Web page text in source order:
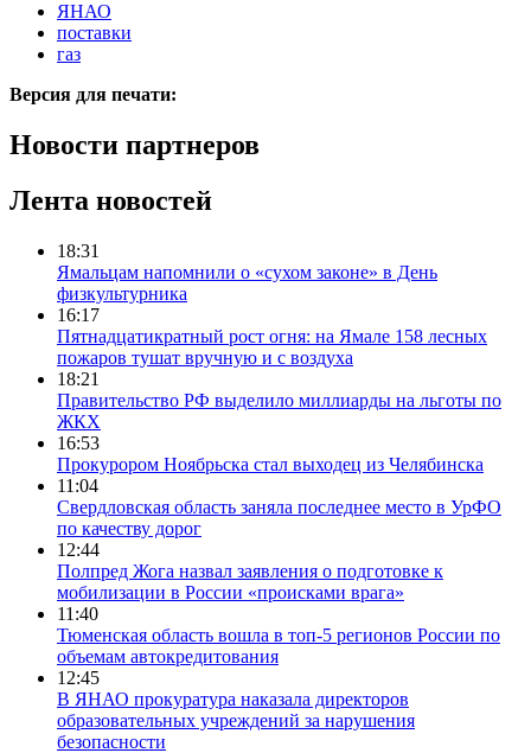
ЯНАО
поставки
газ
Версия для печати:
Новости партнеров
Лента новостей
18:31
Ямальцам напомнили о «сухом законе» в День
физкультурника
16:17
Пятнадцатикратный рост огня: на Ямале 158 лесных
пожаров тушат вручную и с воздуха
18:21
Правительство РФ выделило миллиарды на льготы по
ЖКХ
16:53
Прокурором Ноябрьска стал выходец из Челябинска
11:04
Свердловская область заняла последнее место в УрФО
по качеству дорог
12:44
Полпред Жога назвал заявления о подготовке к
мобилизации в России «происками врага»
11:40
Тюменская область вошла в топ-5 регионов России по
объемам автокредитования
12:45
В ЯНАО прокуратура наказала директоров
образовательных учреждений за нарушения
безопасности